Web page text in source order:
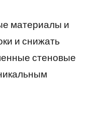
материалы и
и снижать
стеновые